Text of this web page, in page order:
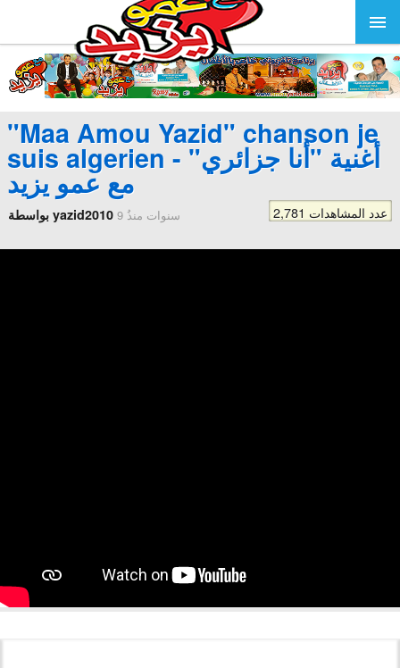
"Maa Amou Yazid" chanson je
suis algerien - أغنية "أنا جزائري"
مع عمو يزيد
بواسطة yazid2010 9 سنوات منذُ 2,781 عدد المشاهدات